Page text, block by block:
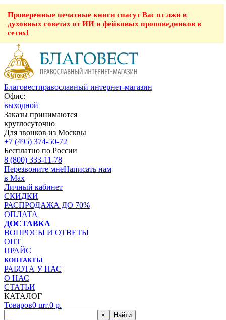
Проверенные печатные книги спасут Вас от лжи в
духовных советах от ИИ и фейковых проповедников в
сетях!
Благовестправославный интернет-магазин
Офис:
выходной
Заказы принимаются
круглосуточно
Для звонков из Москвы
+7 (495) 374-50-72
Бесплатно по России
8 (800) 333-11-78
Перезвоните мнеНаписать нам
в Max
Личный кабинет
СКИДКИ
РАСПРОДАЖА ДО 70%
ОПЛАТА
ДОСТАВКА
ВОПРОСЫ И ОТВЕТЫ
ОПТ
ПРАЙС
КОНТАКТЫ
РАБОТА У НАС
О НАС
СТАТЬИ
КАТАЛОГ
Товаров0 шт.0 р.
× Найти